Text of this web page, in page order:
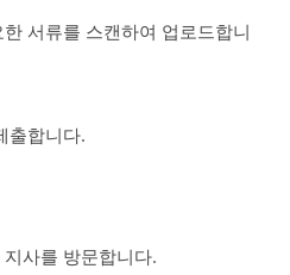
서류를 스캔하여 업로드합니
출합니다.
사를 방문합니다.